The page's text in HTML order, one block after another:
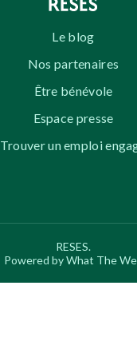
Le blog
Nos partenaires
Être bénévole
Espace presse
Trouver un emploi
RESES.
Powered by What The